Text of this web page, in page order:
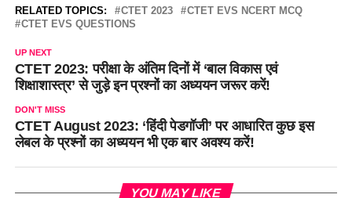
RELATED TOPICS: CTET 2023
CTET EVS NCERT MCQ
CTET EVS QUESTIONS
UP NEXT
CTET 2023: परीक्षा के अंतिम दिनों में ‘बाल विकास एवं
शिक्षाशास्त्र’ से जुड़े इन प्रश्नों का अध्ययन जरूर करें!
DON'T MISS
CTET August 2023: ‘हिंदी पेडगॉजी’ पर आधारित कुछ इस
लेबल के प्रश्नों का अध्ययन भी एक बार अवश्य करें!
YOU MAY LIKE